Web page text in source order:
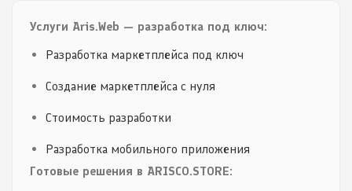
Услуги Aris.Web — разработка под ключ:
Разработка маркетплейса под ключ
Создание маркетплейса с нуля
Стоимость разработки
Разработка мобильного приложения
Готовые решения в ARISCO.STORE: